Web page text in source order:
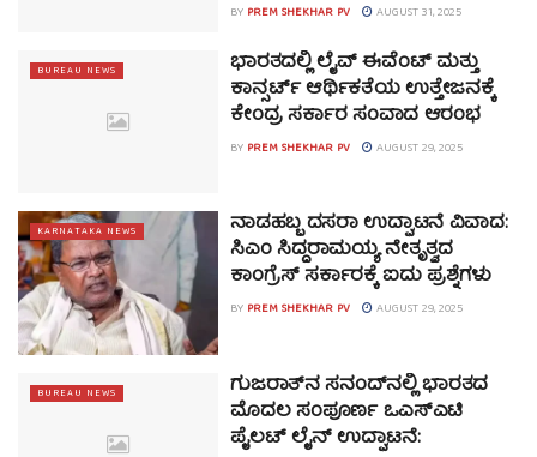
BY PREM SHEKHAR PV AUGUST 31, 2025
BUREAU NEWS ಭಾರತದಲ್ಲಿ ಲೈವ್ ಈವೆಂಟ್ ಮತ್ತು
ಕಾನ್ಸರ್ಟ್ ಆರ್ಥಿಕತೆಯ ಉತ್ತೇಜನಕ್ಕೆ
ಕೇಂದ್ರ ಸರ್ಕಾರ ಸಂವಾದ ಆರಂಭ
BY PREM SHEKHAR PV AUGUST 29, 2025
KARNATAKA NEWS ನಾಡಹಬ್ಬ ದಸರಾ ಉದ್ಘಾಟನೆ ವಿವಾದ:
ಸಿಎಂ ಸಿದ್ದರಾಮಯ್ಯ ನೇತೃತ್ವದ
ಕಾಂಗ್ರೆಸ್ ಸರ್ಕಾರಕ್ಕೆ ಐದು ಪ್ರಶ್ನೆಗಳು
BY PREM SHEKHAR PV AUGUST 29, 2025
BUREAU NEWS ಗುಜರಾತ್‌ನ ಸನಂದ್‌ನಲ್ಲಿ ಭಾರತದ
ಮೊದಲ ಸಂಪೂರ್ಣ ಒಎಸ್‌ಎಟಿ
ಪೈಲಟ್ ಲೈನ್ ಉದ್ಘಾಟನೆ: